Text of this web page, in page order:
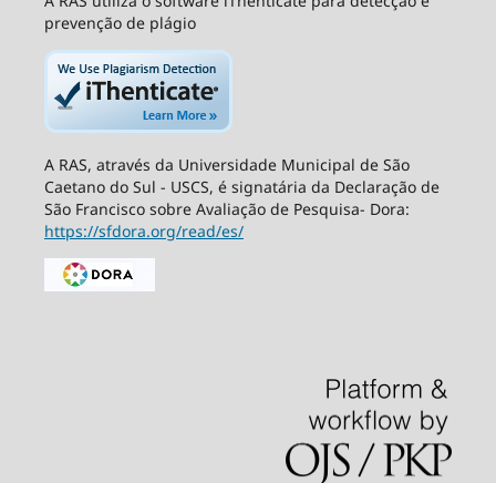
prevenção de plágio
A RAS, através da Universidade Municipal de São
Caetano do Sul - USCS, é signatária da Declaração de
São Francisco sobre Avaliação de Pesquisa- Dora:
https://sfdora.org/read/es/